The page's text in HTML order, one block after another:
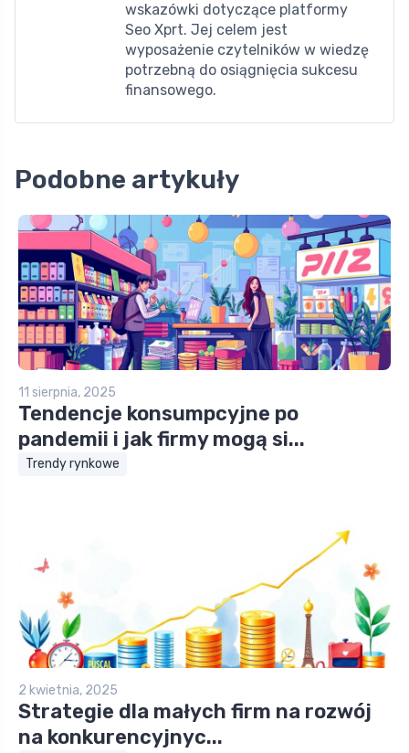
wskazówki dotyczące platformy
Seo Xprt. Jej celem jest
wyposażenie czytelników w wiedzę
potrzebną do osiągnięcia sukcesu
finansowego.
Podobne artykuły
11 sierpnia, 2025
Tendencje konsumpcyjne po
pandemii i jak firmy mogą si...
Trendy rynkowe
2 kwietnia, 2025
Strategie dla małych firm na rozwój
na konkurencyjnyc...